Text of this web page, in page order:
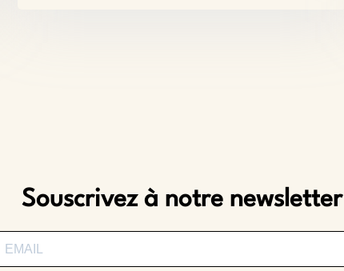
Souscrivez à notre newsletter